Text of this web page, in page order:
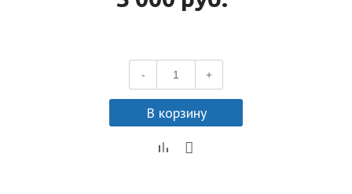
- +
В корзину